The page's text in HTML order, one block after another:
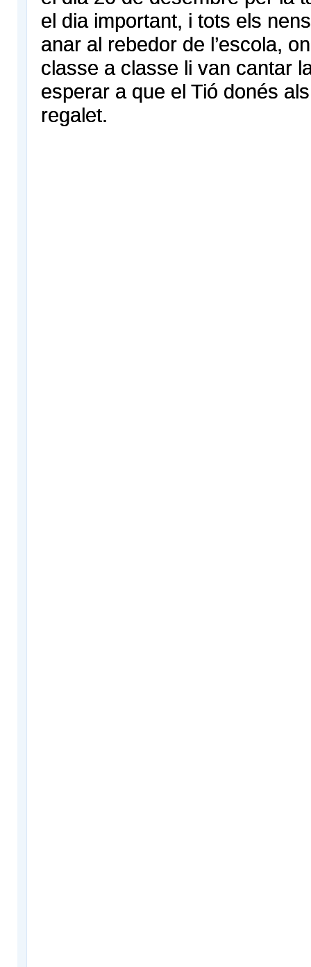
el dia important, i tots els
anar al rebedor de l’escola,
classe a classe li van cantar
esperar a que el Tió donés
regalet.